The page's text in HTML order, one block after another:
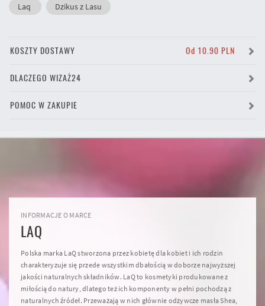
Laq Dzikus z Lasu
KOSZTY DOSTAWY Od 10.90 PLN
DLACZEGO WIZAŻ24
POMOC W ZAKUPIE
INFORMACJE O MARCE
LAQ
Polska marka LaQ stworzona przez kobietę dla kobiet i ich rodzin
charakteryzuje się przede wszystkim dbałością w doborze najwyższej
jakości naturalnych składników. LaQ to kosmetyki produkowane z
miłością do natury, dlatego też ich komponenty w pełni pochodzą z
naturalnych źródeł. Przeważają w nich głównie odżywcze masła Shea,